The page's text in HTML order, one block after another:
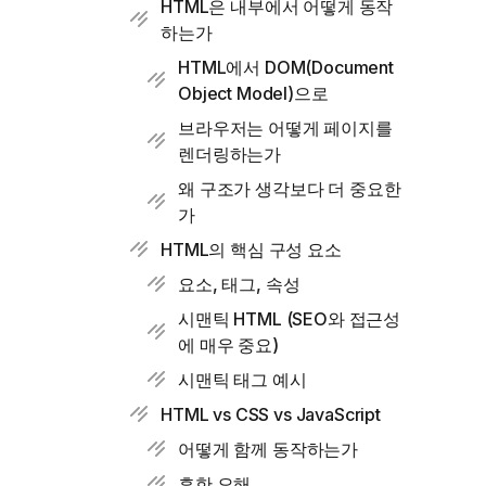
HTML은 내부에서 어떻게 동작
하는가
HTML에서 DOM(Document
Object Model)으로
브라우저는 어떻게 페이지를
렌더링하는가
왜 구조가 생각보다 더 중요한
가
HTML의 핵심 구성 요소
요소, 태그, 속성
시맨틱 HTML (SEO와 접근성
에 매우 중요)
시맨틱 태그 예시
HTML vs CSS vs JavaScript
어떻게 함께 동작하는가